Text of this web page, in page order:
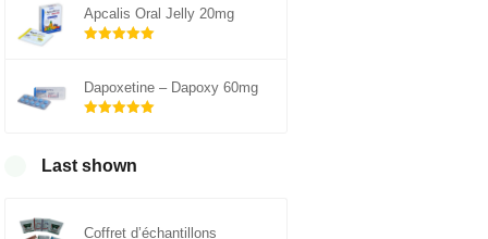
Apcalis Oral Jelly 20mg
Dapoxetine – Dapoxy 60mg
Last shown
Coffret d’échantillons